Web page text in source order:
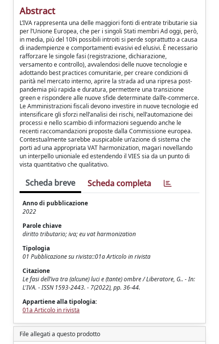
Abstract
L’IVA rappresenta una delle maggiori fonti di entrate tributarie sia
per l’Unione Europea, che per i singoli Stati membri Ad oggi, però,
in media, più del 10Þi possibili introiti si perde soprattutto a causa
di inadempienze e comportamenti evasivi ed elusivi. È necessario
rafforzare le singole fasi (registrazione, dichiarazione,
versamento e controllo), avvalendosi delle nuove tecnologie e
adottando best practices comunitarie, per creare condizioni di
parità nel mercato interno, aprire la strada ad una ripresa post-
pandemia più rapida e duratura, permettere una transizione
green e rispondere alle nuove sfide determinate dall’e-commerce.
Le Amministrazioni fiscali devono investire in nuove tecnologie ed
intensificare gli sforzi nell’analisi dei rischi, nell’automazione dei
processi e nello scambio di informazioni seguendo anche le
recenti raccomandazioni proposte dalla Commissione europea.
Contestualmente sarebbe auspicabile un’azione di sistema che
porti ad una appropriata VAT harmonization, magari novellando
un interpello unioniale ed estendendo il VIES sia da un punto di
vista quantitativo che qualitativo.
Scheda breve Scheda completa
Anno di pubblicazione
2022
Parole chiave
diritto tributario; iva; eu vat harmonization
Tipologia
01 Pubblicazione su rivista::01a Articolo in rivista
Citazione
Le fasi dell’iva tra (alcune) luci e (tante) ombre / Liberatore, G.. - In:
L'IVA. - ISSN 1593-2443. - 7(2022), pp. 36-44.
Appartiene alla tipologia:
01a Articolo in rivista
File allegati a questo prodotto